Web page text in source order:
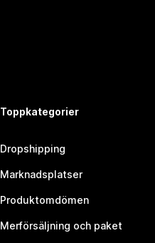
Toppkategorier
Dropshipping
Marknadsplatser
Produktomdömen
Merförsäljning och paket